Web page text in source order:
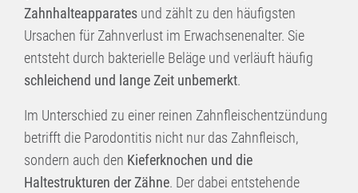
Zahnhalteapparates und zählt zu den häufigsten
Ursachen für Zahnverlust im Erwachsenenalter. Sie
entsteht durch bakterielle Beläge und verläuft häufig
schleichend und lange Zeit unbemerkt.
Im Unterschied zu einer reinen Zahnfleischentzündung
betrifft die Parodontitis nicht nur das Zahnfleisch,
sondern auch den Kieferknochen und die
Haltestrukturen der Zähne. Der dabei entstehende